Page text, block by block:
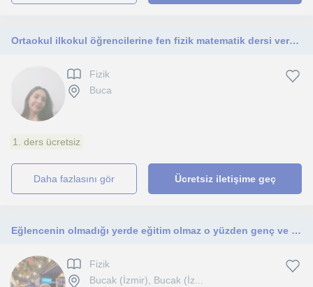
Ortaokul ilkokul öğrencilerine fen fizik matematik dersi veren öğretmen
Fizik
Buca
1. ders ücretsiz
daha fazlasını gör Ücretsiz iletişime geç
Eğlencenin olmadığı yerde eğitim olmaz o yüzden genç ve deneyimli öğretmen şart
Fizik
Bucak (İzmir), Bucak (İz...